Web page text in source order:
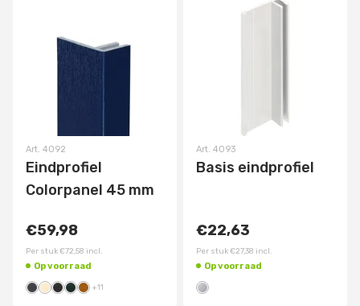
Art. 4092
Eindprofiel
Colorpanel 45 mm
€59,98
Per stuk€72,58 incl.
Op voorraad
+11
Art. 4093
Basis eindprofiel
€22,63
Per stuk€27,38 incl.
Op voorraad